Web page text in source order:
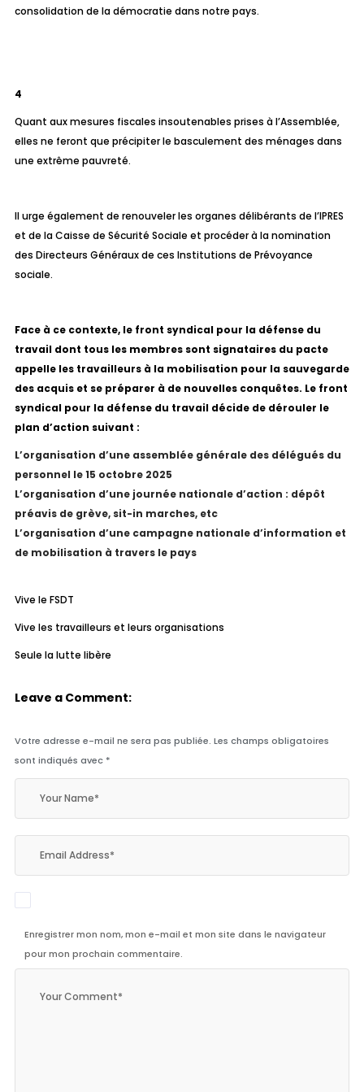
consolidation de la démocratie dans notre pays.
4
Quant aux mesures fiscales insoutenables prises à l’Assemblée,
elles ne feront que précipiter le basculement des ménages dans
une extrême pauvreté.
Il urge également de renouveler les organes délibérants de l’IPRES
et de la Caisse de Sécurité Sociale et procéder à la nomination
des Directeurs Généraux de ces Institutions de Prévoyance
sociale.
Face à ce contexte, le front syndical pour la défense du
travail dont tous les membres sont signataires du pacte
appelle les travailleurs à la mobilisation pour la sauvegarde
des acquis et se préparer à de nouvelles conquêtes. Le front
syndical pour la défense du travail décide de dérouler le
plan d’action suivant :
L’organisation d’une assemblée générale des délégués du
personnel le 15 octobre 2025
L’organisation d’une journée nationale d’action : dépôt
préavis de grève, sit-in marches, etc
L’organisation d’une campagne nationale d’information et
de mobilisation à travers le pays
Vive le FSDT
Vive les travailleurs et leurs organisations
Seule la lutte libère
Leave a Comment:
Votre adresse e-mail ne sera pas publiée. Les champs obligatoires
sont indiqués avec *
Enregistrer mon nom, mon e-mail et mon site dans le navigateur
pour mon prochain commentaire.